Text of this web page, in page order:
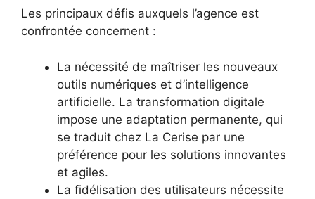
Les principaux défis auxquels l’agence est
confrontée concernent :
La nécessité de maîtriser les nouveaux
outils numériques et d’intelligence
artificielle. La transformation digitale
impose une adaptation permanente, qui
se traduit chez La Cerise par une
préférence pour les solutions innovantes
et agiles.
La fidélisation des utilisateurs nécessite